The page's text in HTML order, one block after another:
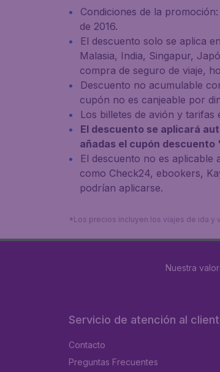
Condiciones de la
de 2016.
El descuento solo se aplica
Malasia, India, Singapur,
compra de seguro de viaje,
Descuento no acumulable
cupón no es canjeable por
Los billetes de avión y tarifas
El descuento se aplicará
añadas el cupón descuento
El descuento no es aplicable
como Check24, ebookers,
podrían aplicarse.
*Los precios incluyen los viajes de ida y
Nuestra
Servicio de atención al
Contacto
Preguntas Frecuentes